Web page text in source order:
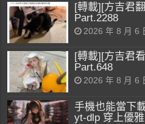
[轉載][方吉君
Part.2288
2026 年 8 月 6
[轉載][方吉君
Part.648
2026 年 8 月 6
手機也能當下
yt-dlp 穿上優